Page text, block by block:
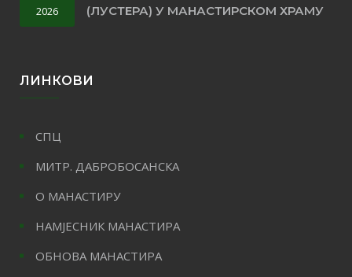
2026
(ЛУСТЕРА) У МАНАСТИРСКОМ ХРАМУ
ЛИНКОВИ
СПЦ
МИТР. ДАБРОБОСАНСКА
О МАНАСТИРУ
НАМЈЕСНИК МАНАСТИРА
ОБНОВА МАНАСТИРА